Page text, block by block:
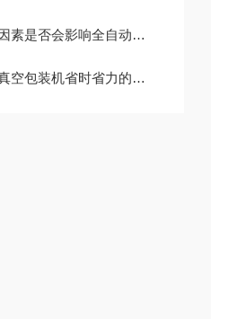
否会影响全自动真空包装机的工作效率？
包装机省时省力的同时,高效精准！